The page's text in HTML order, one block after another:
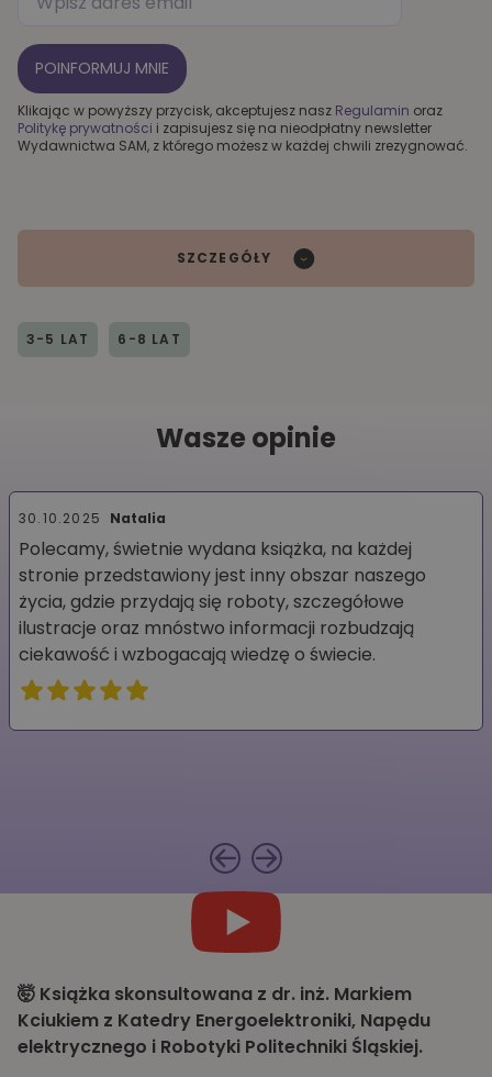
POINFORMUJ MNIE
Klikając w powyższy przycisk, akceptujesz nasz Regulamin oraz
Politykę prywatności i zapisujesz się na nieodpłatny newsletter
Wydawnictwa SAM, z którego możeszw każdej chwili zrezygnować.
SZCZEGÓŁY
3-5 LAT 6-8 LAT
Wasze opinie
30.10.2025 Natalia
Polecamy, świetnie wydana książka, na każdej
stronie przedstawiony jest inny obszar naszego
życia, gdzie przydają się roboty, szczegółowe
ilustracje oraz mnóstwo informacji rozbudzają
ciekawość i wzbogacają wiedzę o świecie.
🤯 Książka skonsultowana z dr. inż. Markiem
Kciukiem z Katedry Energoelektroniki, Napędu
elektrycznego i Robotyki Politechniki Śląskiej.